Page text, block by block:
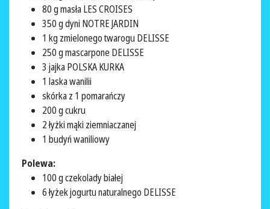
80 g masła LES CROISES
350 g dyni NOTRE JARDIN
1 kg zmielonego twarogu DELISSE
250 g mascarpone DELISSE
3 jajka POLSKA KURKA
1 laska wanilii
skórka z 1 pomarańczy
200 g cukru
2 łyżki mąki ziemniaczanej
1 budyń waniliowy
Polewa:
100 g czekolady białej
6 łyżek jogurtu naturalnego DELISSE